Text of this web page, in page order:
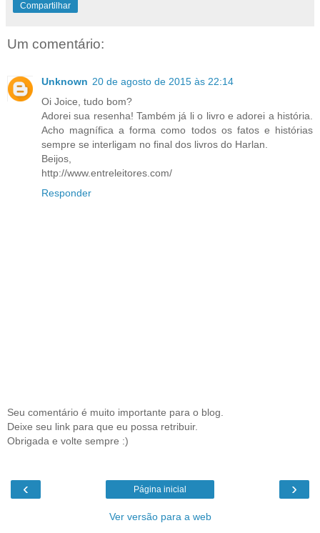
Compartilhar
Um comentário:
Unknown 20 de agosto de 2015 às 22:14
Oi Joice, tudo bom?
Adorei sua resenha! Também já li o livro e adorei a história.
Acho magnífica a forma como todos os fatos e histórias
sempre se interligam no final dos livros do Harlan.
Beijos,
http://www.entreleitores.com/
Responder
Seu comentário é muito importante para o blog.
Deixe seu link para que eu possa retribuir.
Obrigada e volte sempre :)
‹ ›
Página inicial
Ver versão para a web